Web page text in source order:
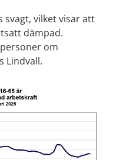
svagt, vilket visar att
dämpad.
om
Lindvall.